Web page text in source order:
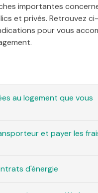
importantes
et privés. Retrouvez
pour vous
au logement que vous
et payer les
d'énergie